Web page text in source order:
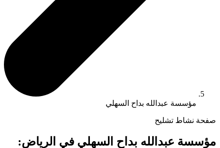
مؤسسة عبدالله بداح السهلي
صفحة نشاط تشليح
مؤسسة عبدالله بداح السهلي في الرياض: